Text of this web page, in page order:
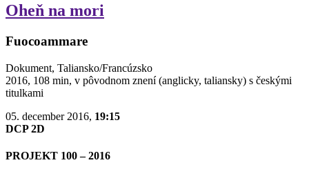
Oheň na mori
Fuocoammare
Dokument, Taliansko/Francúzsko
2016, 108 min, v pôvodnom znení (anglicky, taliansky) s českými
titulkami
05. december 2016, 19:15
DCP 2D
PROJEKT 100 – 2016